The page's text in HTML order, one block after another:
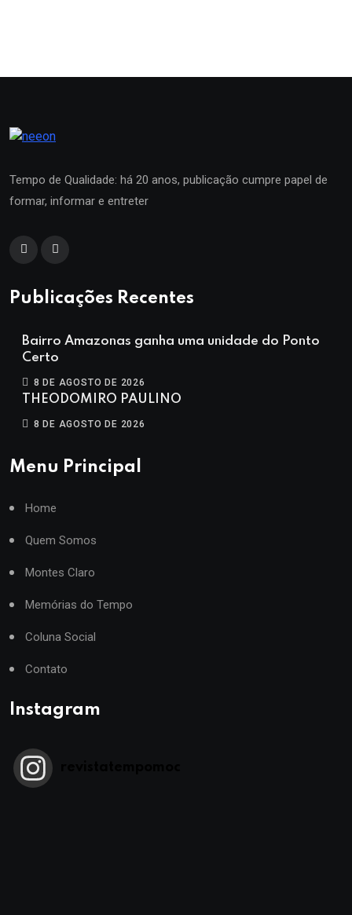
Tempo de Qualidade: há 20 anos, publicação cumpre papel de
formar, informar e entreter
Publicações Recentes
Bairro Amazonas ganha uma unidade do Ponto
Certo
8 DE AGOSTO DE 2026
THEODOMIRO PAULINO
8 DE AGOSTO DE 2026
Menu Principal
Home
Quem Somos
Montes Claro
Memórias do Tempo
Coluna Social
Contato
Instagram